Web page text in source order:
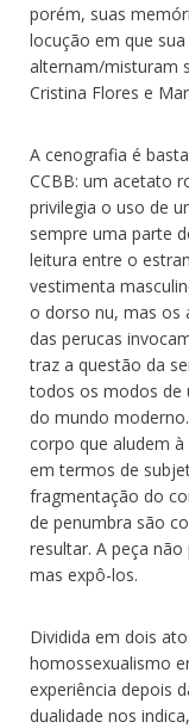
porém, suas
locução em que
alternam/misturam
Cristina Flores e
A cenografia é
CCBB: um acetato
privilegia o uso de
sempre uma parte
leitura entre o
vestimenta
o dorso nu, mas os
das perucas
traz a questão da
todos os modos de
do mundo
corpo que aludem
em termos de
fragmentação do
de penumbra são
resultar. A peça
mas expô-los.
Dividida em dois
homossexualismo
experiência depois
dualidade nos